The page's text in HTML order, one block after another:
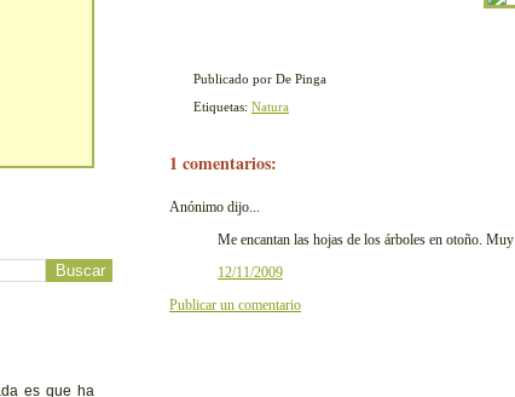
Publicado por De Pinga
Etiquetas: Natura
1 comentarios:
Anónimo dijo...
Me encantan las hojas de los árboles en otoño.
12/11/2009
Publicar un comentario